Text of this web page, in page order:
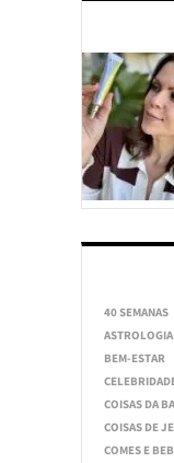
40 SEMANAS
ASTROLOGIA
BEM-ESTAR
COISAS DA
COISAS DE
COMES E